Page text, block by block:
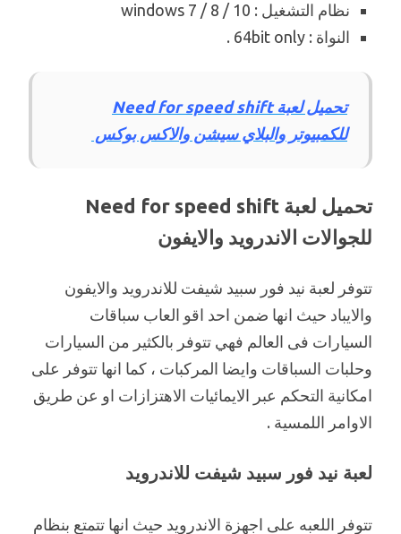
نظام التشغيل : windows 7 / 8 / 10
النواة : 64bit only .
تحميل لعبة Need for speed shift
للكمبيوتر والبلاي سيشن والاكس بوكس
تحميل لعبة Need for speed shift
للجوالات الاندرويد والايفون
تتوفر لعبة نيد فور سبيد شيفت للاندرويد والايفون
والايباد حيث انها ضمن احد اقو العاب سباقات
السيارات فى العالم فهي تتوفر بالكثير من السيارات
وحلبات السباقات وايضا المركبات ، كما انها تتوفر على
امكانية التحكم عبر الايمائيات الاهتزازات او عن طريق
الاوامر اللمسية .
لعبة نيد فور سبيد شيفت للاندرويد
تتوفر اللعبه على اجهزة الاندرويد حيث انها تتمتع بنظام